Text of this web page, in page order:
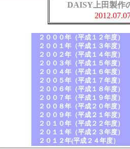
DAISY上田製作
２０００年（平成１２年度）
２００１年（平成１３年度）
２００２年（平成１４年度）
２００３年（平成１５年度）
２００４年（平成１６年度）
２００５年（平成１７年度）
２００６年（平成１８年度）
２００７年（平成１９年度）
２００８年（平成２０年度）
２００９年（平成２１年度）
２０１０年（平成２２年度
２０１１年（平成２３年度
２０１２年(平成２４年度）